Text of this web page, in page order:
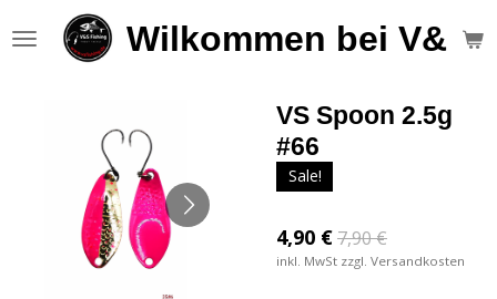
Hauptinhalt
Wilkommen bei V&S
VS Spoon 2.5g
#66
Sale!
4,90 €7,90 €
inkl. MwSt zzgl. Versandkosten